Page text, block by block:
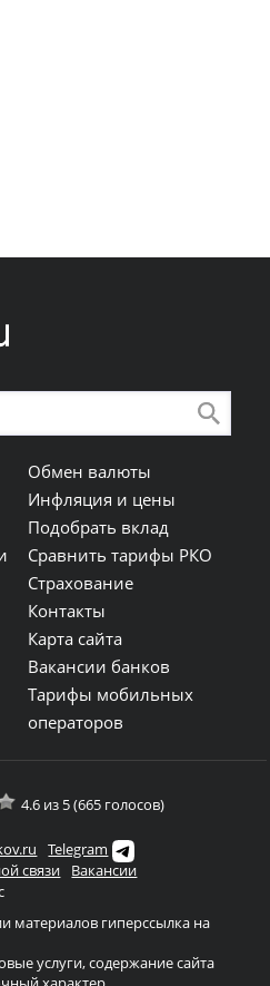
Обмен валюты
Инфляция и цены
Подобрать вклад
Сравнить тарифы РКО
Страхование
Контакты
Карта сайта
Вакансии банков
Тарифы мобильных
операторов
4.6 из 5 (665 голосов)
Telegram
связи
Вакансии
материалов гиперссылка на
услуги, содержание сайта